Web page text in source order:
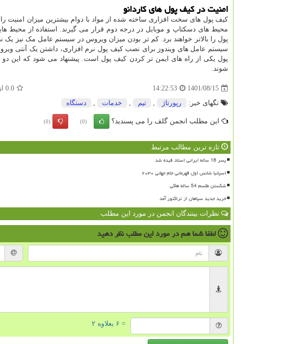
امنیت در کیف پول های کاردانو
کیف پول های سخت افزاری ساخته شده از مواد با دوام بیشترین میزان امنیت
محیط های دسکتاپ و موبایل در درجه دوم قرار می گیرند. استفاده از محیط
پول را بالاتر خواهند برد. کم تر بودن میزان ویروس در سیستم عامل مک نیز
سیستم عامل های ویندوز برای نصب کیف پول نرم افزاری، داشتن یک
پول یکی از راه های ایمن تر کردن کیف پول است. پیشنهاد می شود که این
شوند.
1401/08/15
14:22:53
0.0
تگهای خبر: رپورتاژ , تیم , خدمات , دستگاه
این مطلب انجمن گلف را می پسندید؟ (0)
(0)
تازه ترین مطالب مرتبط
پسر 16 ساله ایرانی استاد فیده شد
اسپانیا شانس اول قهرمانی جام جهانی ۲۰۳۰
شکستن طلسم 54 ساله هاکی
خرید جدید سپاهان از تراکتور آمد
نظرات بینندگان انجمن در مورد این مطلب
لطفا شما همدر مورد این مطلبنظر دهید
= ۶ بعلاوه ۲